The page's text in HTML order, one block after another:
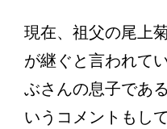
現在、祖父の尾上
が継ぐと言われて
ぶさんの息子であ
いうコメントもし